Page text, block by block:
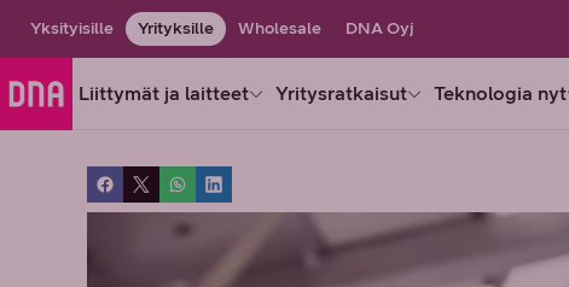
Yksityisille Yrityksille Wholesale DNA Oyj
Liittymät ja laitteet Yritysratkaisut Teknologia nyt